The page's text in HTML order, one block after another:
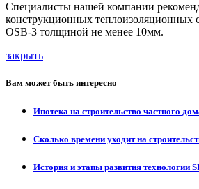
Специалисты нашей компании
конструкционных теплоизоляционных
OSB-3 толщиной не менее 10мм.
закрыть
Вам может быть интересно
Ипотека на строительство частного
Сколько времени уходит на
История и этапы развития технологии